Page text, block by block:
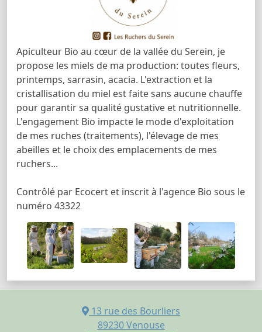
Apiculteur Bio au cœur de la vallée du Serein, je
propose les miels de ma production: toutes fleurs,
printemps, sarrasin, acacia. L'extraction et la
cristallisation du miel est faite sans aucune chauffe
pour garantir sa qualité gustative et nutritionnelle.
L'engagement Bio impacte le mode d'exploitation
de mes ruches (traitements), l'élevage de mes
abeilles et le choix des emplacements de mes
ruchers...
Contrôlé par Ecocert et inscrit à l'agence Bio sous le
numéro 43322
13 rue des Bourliers
89230 Venouse